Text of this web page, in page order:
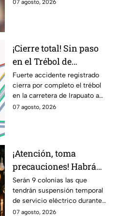
07 agosto, 2026
¡Cierre total! Sin paso
en el Trébol de
Irapuato; toma estas
vías alternas
Fuerte accidente registrado
cierra por completo el trébol
en la carretera de Irapuato a
Abasolo
07 agosto, 2026
¡Atención, toma
precauciones! Habrá
suspensión de luz por 8
horas hoy viernes 7 y
mañana sábado 8 de
Serán 9 colonias las que
tendrán suspensión temporal
de servicio eléctrico durante
ocho horas este viernes 7 y
07 agosto, 2026